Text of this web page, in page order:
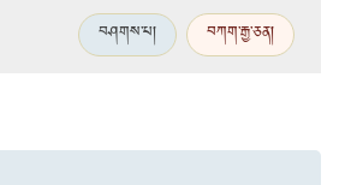
བཤགས་པ། བཀག་རྒྱ་ཅན།